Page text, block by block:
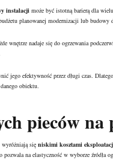
instalacji może być istotną barierą dla
planowanej modernizacji lub budowy
wnętrze nadaje się do ogrzewania
jego efektywność przez długi czas.
obiektu.
pieców na
się niskimi kosztami
na elastyczność w wyborze źródła